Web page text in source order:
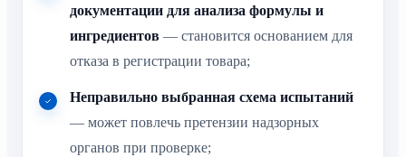
документации для анализа формулы и
ингредиентов — становится основанием для
отказа в регистрации товара;
Неправильно выбранная схема испытаний
— может повлечь претензии надзорных
органов при проверке;